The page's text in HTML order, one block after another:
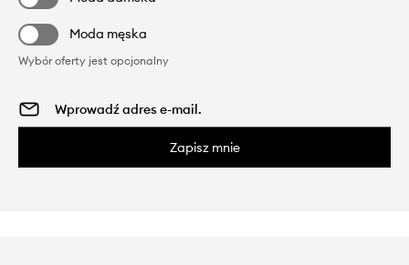
Moda męska
Wybór oferty jest opcjonalny
Zapisz mnie